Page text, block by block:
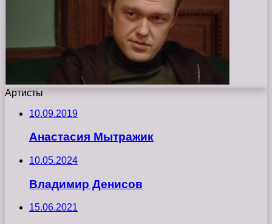
Артисты
10.09.2019
Анастасия Мытражик
10.05.2024
Владимир Денисов
15.06.2021